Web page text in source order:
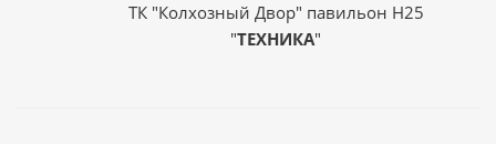
ТК "Колхозный Двор" павильон Н25
"ТЕХНИКА"